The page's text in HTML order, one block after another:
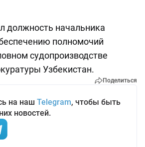
должность начальника
полномочий
судопроизводстве
Узбекистан.
Поделиться
на наш Telegram, чтобы быть
новостей.